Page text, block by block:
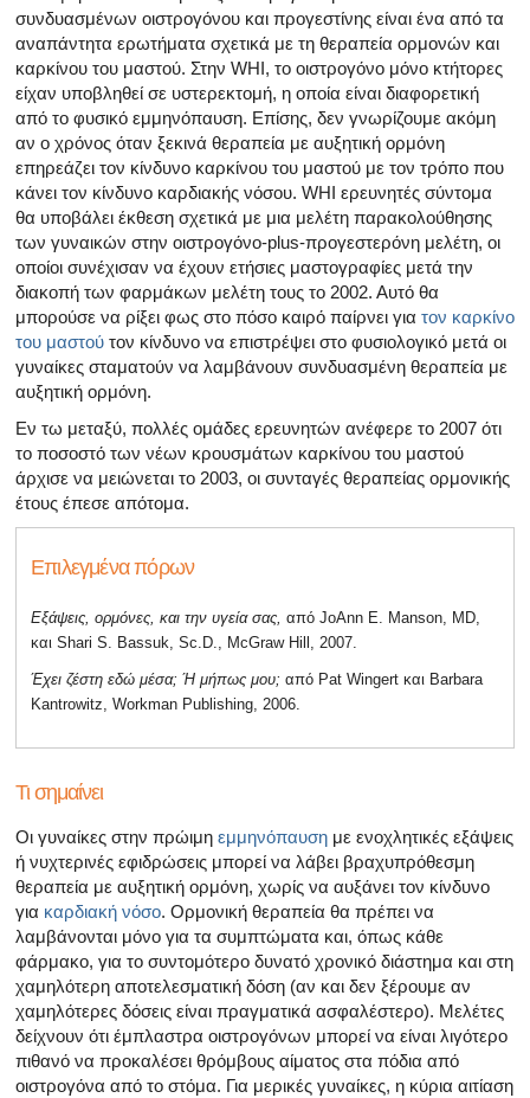
συνδυασμένων οιστρογόνου και προγεστίνης είναι ένα από τα
αναπάντητα ερωτήματα σχετικά με τη θεραπεία ορμονών και
καρκίνου του μαστού. Στην WHI, το οιστρογόνο μόνο κτήτορες
είχαν υποβληθεί σε υστερεκτομή, η οποία είναι διαφορετική
από το φυσικό εμμηνόπαυση. Επίσης, δεν γνωρίζουμε ακόμη
αν ο χρόνος όταν ξεκινά θεραπεία με αυξητική ορμόνη
επηρεάζει τον κίνδυνο καρκίνου του μαστού με τον τρόπο που
κάνει τον κίνδυνο καρδιακής νόσου. WHI ερευνητές σύντομα
θα υποβάλει έκθεση σχετικά με μια μελέτη παρακολούθησης
των γυναικών στην οιστρογόνο-plus-προγεστερόνη μελέτη, οι
οποίοι συνέχισαν να έχουν ετήσιες μαστογραφίες μετά την
διακοπή των φαρμάκων μελέτη τους το 2002. Αυτό θα
μπορούσε να ρίξει φως στο πόσο καιρό παίρνει για τον καρκίνο
του μαστού τον κίνδυνο να επιστρέψει στο φυσιολογικό μετά οι
γυναίκες σταματούν να λαμβάνουν συνδυασμένη θεραπεία με
αυξητική ορμόνη.
Εν τω μεταξύ, πολλές ομάδες ερευνητών ανέφερε το 2007 ότι
το ποσοστό των νέων κρουσμάτων καρκίνου του μαστού
άρχισε να μειώνεται το 2003, οι συνταγές θεραπείας ορμονικής
έτους έπεσε απότομα.
Επιλεγμένα πόρων
Εξάψεις, ορμόνες, και την υγεία σας, από JoAnn Ε. Manson, MD,
και Shari S. Bassuk, Sc.D., McGraw Hill, 2007.
Έχει ζέστη εδώ μέσα; Ή μήπως μου; από Pat Wingert και Barbara
Kantrowitz, Workman Publishing, 2006.
Τι σημαίνει
Οι γυναίκες στην πρώιμη εμμηνόπαυση με ενοχλητικές εξάψεις
ή νυχτερινές εφιδρώσεις μπορεί να λάβει βραχυπρόθεσμη
θεραπεία με αυξητική ορμόνη, χωρίς να αυξάνει τον κίνδυνο
για καρδιακή νόσο. Ορμονική θεραπεία θα πρέπει να
λαμβάνονται μόνο για τα συμπτώματα και, όπως κάθε
φάρμακο, για το συντομότερο δυνατό χρονικό διάστημα και στη
χαμηλότερη αποτελεσματική δόση (αν και δεν ξέρουμε αν
χαμηλότερες δόσεις είναι πραγματικά ασφαλέστερο). Μελέτες
δείχνουν ότι έμπλαστρα οιστρογόνων μπορεί να είναι λιγότερο
πιθανό να προκαλέσει θρόμβους αίματος στα πόδια από
οιστρογόνα από το στόμα. Για μερικές γυναίκες, η κύρια αιτίαση